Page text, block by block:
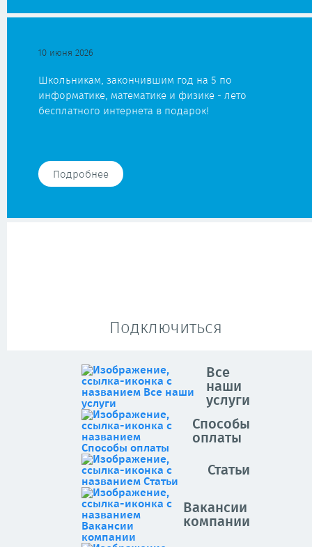
10 июня 2026
Школьникам, закончившим год на 5 по
информатике, математике и физике - лето
бесплатного интернета в подарок!
Подробнее
Подключиться
Все
наши
услуги
Способы
оплаты
Статьи
Вакансии
компании